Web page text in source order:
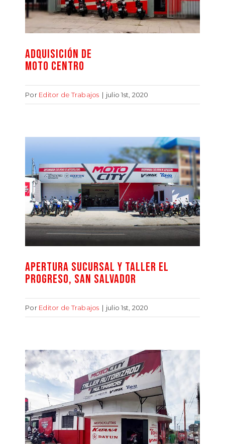
ADQUISICIÓN DE
MOTO CENTRO
Por Editor de Trabajos | julio 1st, 2020
APERTURA SUCURSAL Y TALLER EL
PROGRESO, SAN SALVADOR
Por Editor de Trabajos | julio 1st, 2020